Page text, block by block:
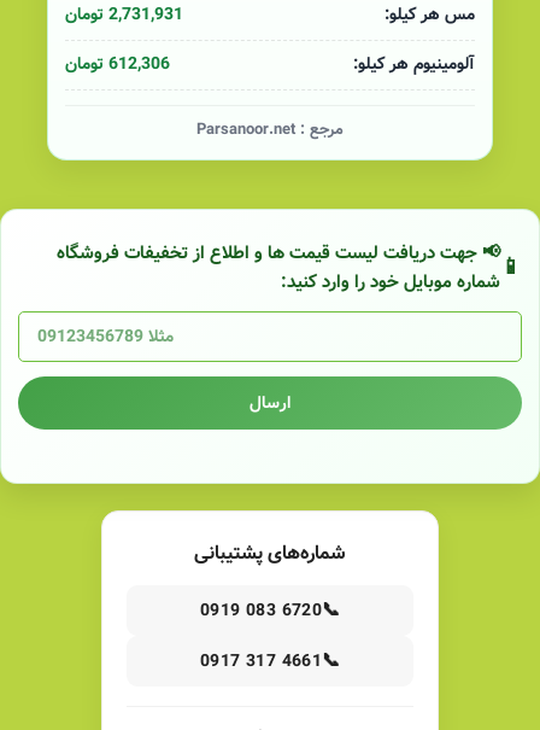
مس هر کیلو:
2,731,931 تومان
آلومینیوم هر کیلو:
612,306 تومان
مرجع : Parsanoor.net
📢 جهت دریافت لیست قیمت ها و اطلاع از تخفیفات فروشگاه
شماره موبایل خود را وارد کنید:
ارسال
شماره‌های پشتیبانی
📞
0919 083 6720
📞
0917 317 4661